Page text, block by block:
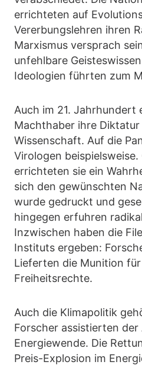
errichteten auf
Vererbungslehren ihren
Marxismus versprach
unfehlbare
Ideologien führten zum
Auch im 21. Jahrhundert
Machthaber ihre
Wissenschaft. Auf die
Virologen beispielsweise.
errichteten sie ein
sich den gewünschten
wurde gedruckt und
hingegen erfuhren
Inzwischen haben die
Instituts ergeben:
Lieferten die Munition
Freiheitsrechte.
Auch die Klimapolitik
Forscher assistierten der
Energiewende. Die
Preis-Explosion im